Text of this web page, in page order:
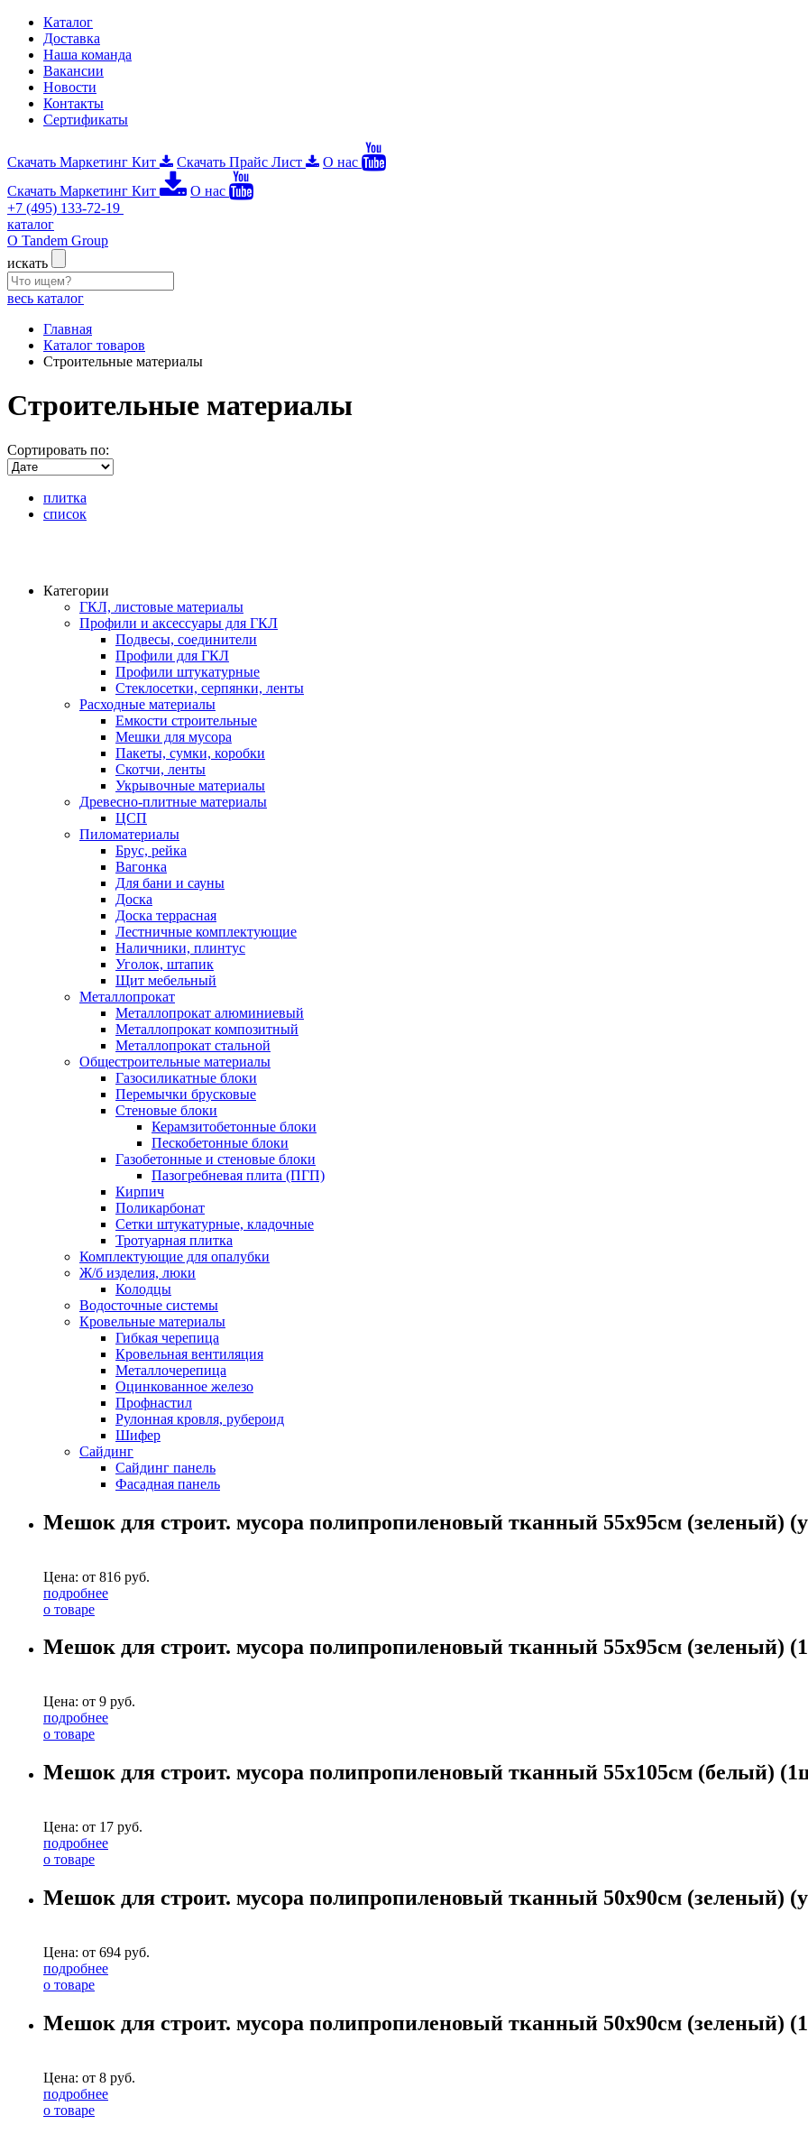
Каталог
Доставка
Наша команда
Вакансии
Новости
Контакты
Сертификаты
Скачать Маркетинг Кит Скачать Прайс Лист
О нас
Скачать Маркетинг Кит
О нас
+7 (495) 133-72-19
каталог
О Tandem Group
искать
весь каталог
Главная
Каталог товаров
Строительные материалы
Строительные материалы
Сортировать по:
плитка
список
Категории
ГКЛ, листовые материалы
Профили и аксессуары для ГКЛ
Подвесы, соединители
Профили для ГКЛ
Профили штукатурные
Стеклосетки, серпянки, ленты
Расходные материалы
Емкости строительные
Мешки для мусора
Пакеты, сумки, коробки
Скотчи, ленты
Укрывочные материалы
Древесно-плитные материалы
ЦСП
Пиломатериалы
Брус, рейка
Вагонка
Для бани и сауны
Доска
Доска террасная
Лестничные комплектующие
Наличники, плинтус
Уголок, штапик
Щит мебельный
Металлопрокат
Металлопрокат алюминиевый
Металлопрокат композитный
Металлопрокат стальной
Общестроительные материалы
Газосиликатные блоки
Перемычки брусковые
Стеновые блоки
Керамзитобетонные блоки
Пескобетонные блоки
Газобетонные и стеновые блоки
Пазогребневая плита (ПГП)
Кирпич
Поликарбонат
Сетки штукатурные, кладочные
Тротуарная плитка
Комплектующие для опалубки
Ж/б изделия, люки
Колодцы
Водосточные системы
Кровельные материалы
Гибкая черепица
Кровельная вентиляция
Металлочерепица
Оцинкованное железо
Профнастил
Рулонная кровля, рубероид
Шифер
Сайдинг
Сайдинг панель
Фасадная панель
Мешок для строит. мусора полипропиленовый тканный 55х95см (зеленый)
Цена: от 816 руб.
подробнее
о товаре
Мешок для строит. мусора полипропиленовый тканный 55х95см (зеленый)
Цена: от 9 руб.
подробнее
о товаре
Мешок для строит. мусора полипропиленовый тканный 55х105см (белый)
Цена: от 17 руб.
подробнее
о товаре
Мешок для строит. мусора полипропиленовый тканный 50х90см (зеленый)
Цена: от 694 руб.
подробнее
о товаре
Мешок для строит. мусора полипропиленовый тканный 50х90см (зеленый)
Цена: от 8 руб.
подробнее
о товаре